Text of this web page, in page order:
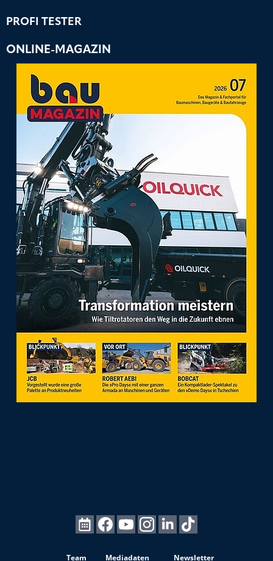
PROFI TESTER
ONLINE-MAGAZIN
Team Mediadaten Newsletter